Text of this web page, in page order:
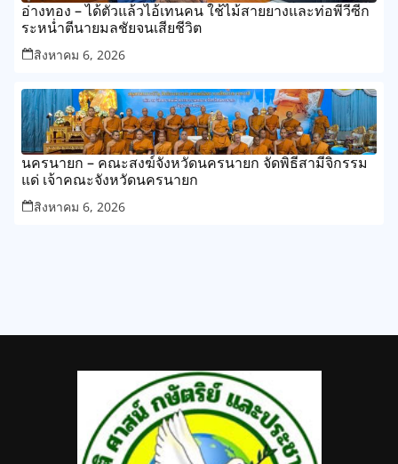
อ่างทอง – ได้ตัวแล้วไอ้เทนคน ใช้ไม้สายยางและท่อพีวีซีก
ระหน่ำตีนายมลชัยจนเสียชีวิต
สิงหาคม 6, 2026
นครนายก – คณะสงฆ์จังหวัดนครนายก จัดพิธีสามีจิกรรม
แด่ เจ้าคณะจังหวัดนครนายก
สิงหาคม 6, 2026